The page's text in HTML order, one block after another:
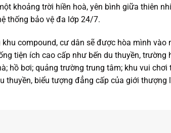
khoảng trời hiền hoà, yên bình giữa thiên
thống bảo vệ đa lớp 24/7.
compound, cư dân sẽ được hòa mình
tiện ích cao cấp như bến du thuyền, trường
hồ bơi; quảng trường trung tâm; khu vui
thuyền, biểu tượng đẳng cấp của giới